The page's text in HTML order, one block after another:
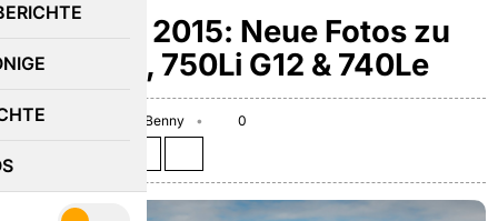
BMW 7er 2015: Neue Fotos zu
730d G11, 750Li G12 & 740Le
August 28, 2015 Benny
0